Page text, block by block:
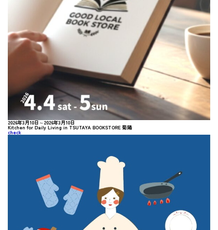
2026年3月10日～2026年3月10日
Kitchen for Daily Living in TSUTAYA BOOKSTORE 菊陽
check